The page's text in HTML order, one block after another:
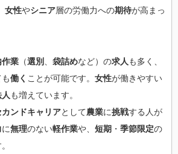
女性やシニア層の労働力への期待が高まっ
作業 （選別 袋詰めなど）の求人 も多く、
働く ことが可能です。 女性が働きやすい
も増えています。
カンドキャリアとして農業に挑戦する人が
に無理のない軽作業や、 短期 ・ 季節限定の